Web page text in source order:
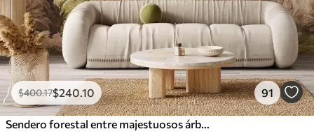
$400.17$240 .10 91